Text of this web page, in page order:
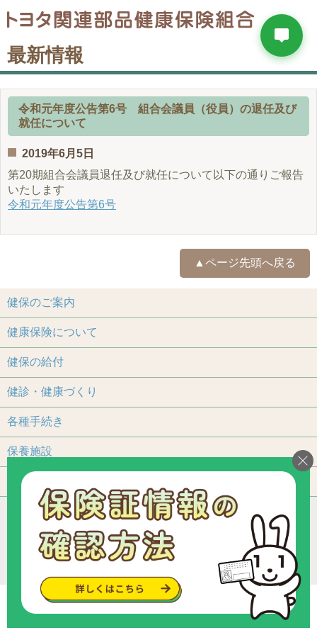
最新情報
令和元年度公告第6号 組合会議員（役員）の退任及び
就任について
2019年6月5日
第20期組合会議員退任及び就任について以下の通りご報告
いたします
令和元年度公告第6号
▲ページ先頭へ戻る
健保のご案内
健康保険について
健保の給付
健診・健康づくり
各種手続き
保養施設
よくあるご質問
アクセス
個人情報保護について
加入事業所一覧
リンク
組合カレンダー
お問い合わせ・ご意見
サイトマップ
ご利用いただくにあたって
Copyright © since 2013 トヨタ関連部品健康保険組合 .